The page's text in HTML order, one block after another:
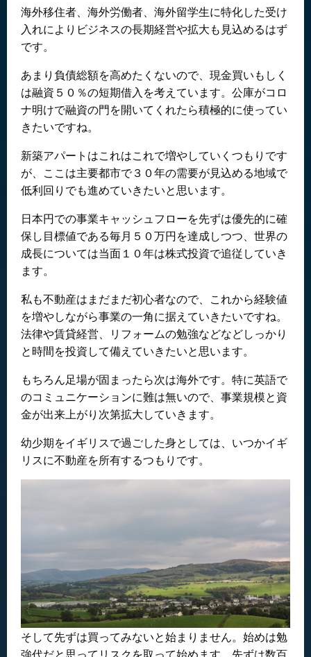
海外移住者、海外労働者、海外留学生に特化した受け
入れによりビジネスの長期経営や拡大も見込めるはず
です。
あまり負債総額を高めたくないので、現金買いもしく
は融資５０％の短期借入を考えています。公庫がコロ
ナ明けで融資の門を開いてくれたら積極的に使ってい
きたいですね。
新築アパートはこれはこれで増やしていくつもりです
が、ここは主要都市で３０年の需要が見込める地域で
低利回りでも進めていきたいと思います。
日本円での事業キャッシュフローを先ずは優先的に確
保し目標値である毎月５０万円を達成しつつ、世界の
成長については当面１０年は株式投資で追従していき
ます。
私も不動産はまだまだ初心者なので、これから経験値
を増やしながら事業の一角に据えていきたいですね。
法律や賃貸経営、リフォームの勉強などなどしっかり
と時間を投資して備えていきたいと思います。
もちろん足場が固まったら次は海外です。特に英語で
のコミュニケーションに難は無いので、事業規模と資
金が出来上がり次第拡大していきます。
幼少期をイギリスで過ごした身としては、いつかイギ
リスに不動産を所有するつもりです。
そして先ずは買ってみないと始まりません。始めは勉
強代だと思ってリスクを取って始めます。先ずは数百